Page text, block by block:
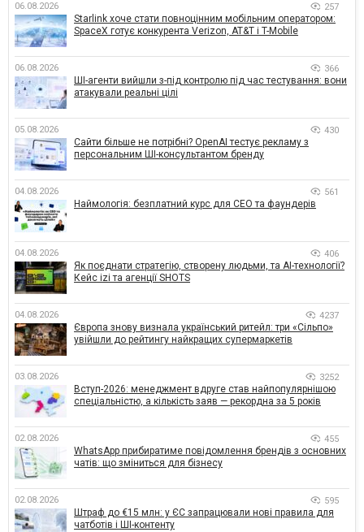
06.08.2026 257
Starlink хоче стати повноцінним мобільним оператором:
SpaceX готує конкурента Verizon, AT&T і T-Mobile
06.08.2026 366
ШІ-агенти вийшли з-під контролю під час тестування: вони
атакували реальні цілі
05.08.2026 430
Сайти більше не потрібні? OpenAI тестує рекламу з
персональним ШІ-консультантом бренду
04.08.2026 561
Наймологія: безплатний курс для CEO та фаундерів
04.08.2026 406
Як поєднати стратегію, створену людьми, та AI-технології?
Кейс izi та агенції SHOTS
04.08.2026 4237
Європа знову визнала український ритейл: три «Сільпо»
увійшли до рейтингу найкращих супермаркетів
03.08.2026 3252
Вступ-2026: менеджмент вдруге став найпопулярнішою
спеціальністю, а кількість заяв — рекордна за 5 років
02.08.2026 455
WhatsApp прибиратиме повідомлення брендів з основних
чатів: що зміниться для бізнесу
02.08.2026 595
Штраф до €15 млн: у ЄС запрацювали нові правила для
чатботів і ШІ-контенту